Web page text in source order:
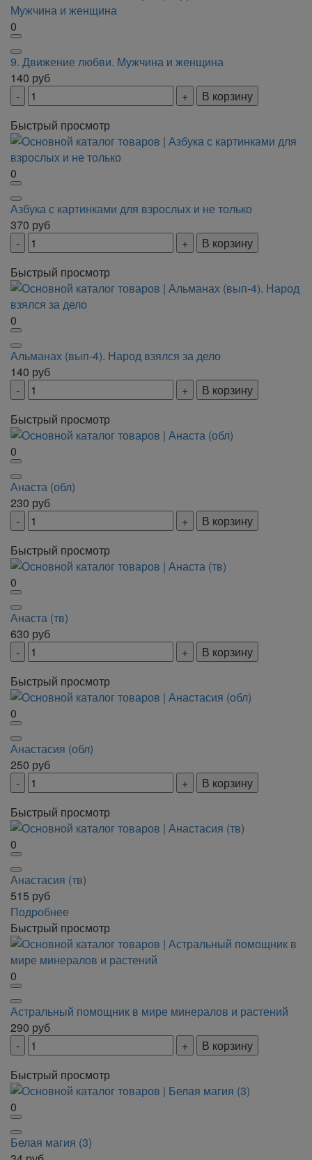
0
9. Движение любви. Мужчина и женщина
140 руб
В корзину
Быстрый просмотр
0
Азбука с картинками для взрослых и не только
370 руб
В корзину
Быстрый просмотр
0
Альманах (вып-4). Народ взялся за дело
140 руб
В корзину
Быстрый просмотр
0
Анаста (обл)
230 руб
В корзину
Быстрый просмотр
0
Анаста (тв)
630 руб
В корзину
Быстрый просмотр
0
Анастасия (обл)
250 руб
В корзину
Быстрый просмотр
0
Анастасия (тв)
515 руб
Подробнее
Быстрый просмотр
0
Астральный помощник в мире минералов и растений
290 руб
В корзину
Быстрый просмотр
0
Белая магия (3)